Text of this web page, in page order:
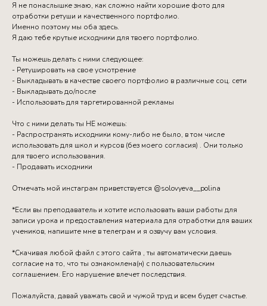
Я не понаслышке знаю, как сложно найти хорошие фото для
отработки ретуши и качественного портфолио.
Именно поэтому мы оба здесь.
Я даю тебе крутые исходники для твоего портфолио.
Ты можешь делать с ними следующее:
- Ретушировать на свое усмотрение
- Выкладывать в качестве своего портфолио в различные соц. сети
- Выкладывать до/после
- Использовать для таргетированной рекламы
Что с ними делать ты НЕ можешь:
- Распространять исходники кому-либо не было, в том числе
использовать для школ и курсов (без моего согласия) . Они только
для твоего использования.
- Продавать исходники
Отмечать мой инстаграм приветствуется @solovyeva__polina
*Если вы преподаватель и хотите использовать ваши работы для
записи урока и предоставления материала для отработки для ваших
учеников, напишите мне в телеграм и я озвучу вам условия.
*Скачивая любой файл с этого сайта , ты автоматически даешь
согласие на то, что ты ознакомлена(н) с пользовательским
соглашением. Его нарушение влечет последствия.
Пожалуйста, давай уважать свой и чужой труд и всем будет счастье.